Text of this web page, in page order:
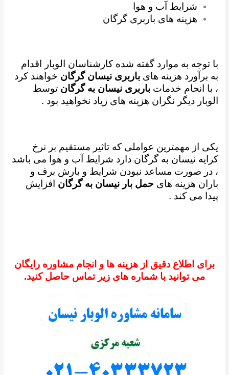
شرایط آب و هوا
هزینه های باربری گرگان
با توجه به موارد گفته شده کارشناسان الوبار اقدام
به برآورد هزینه هایباربری نیسان گرگان خواهند کرد
، با انجام خدماتباربری نیسان به گرگان توسط
الوبار دیگر نگران هزینه های زیاد نخواهید بود .
یکی از مهمترین عواملی که تاثیر مستقیم بر نرخ
کرایه نیسان به گرگان دارد شرایط آب و هوا می باشد
، در صورت مساعد نبودن شرایط و بارش برف و
باران هزینه هایحمل بار نیسان به گرگان افزایش
پیدا می کند .
برای اطلاع دقیق از هزینه ها و انجام مشاوره رایگان
می توانید با شماره های زیر تماس حاصل کنید.